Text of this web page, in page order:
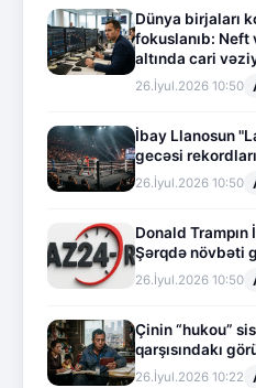
Dünya birjaları
fokuslanıb:
altında cari
26.İyul.2026 10:50
İbay Llanosun
gecəsi
26.İyul.2026 10:50
Donald Trampın
Şərqdə növbəti
26.İyul.2026 10:50
Çinin “hukou”
qarşısındakı
26.İyul.2026 10:22